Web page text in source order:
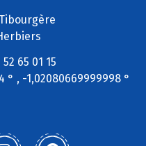
52 65 01 15
° , -1,02080669999998 °